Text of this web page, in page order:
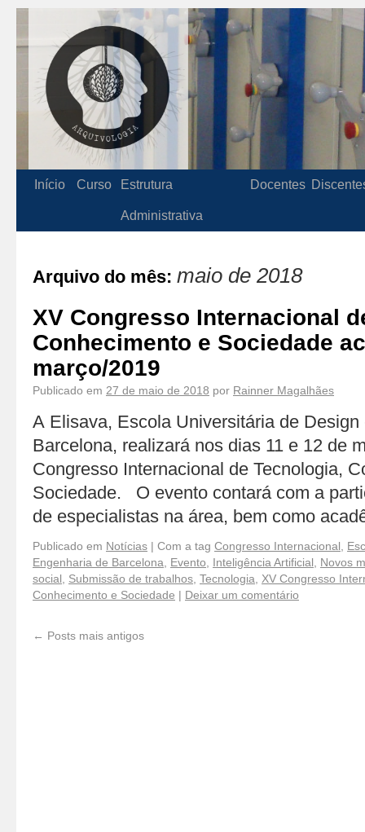
Início Curso Estrutura
Administrativa
Docentes
Arquivo do mês: maio de 2018
XV Congresso Internacional
Conhecimento e Sociedade
março/2019
Publicado em 27 de maio de 2018 por Rainner Magalhães
A Elisava, Escola Universitária de
Barcelona, realizará nos dias 11 e 12 de
Congresso Internacional de Tecnologia,
Sociedade. O evento contará com a
de especialistas na área, bem como
Publicado em Notícias | Com a tag Congresso Internacional
Engenharia de Barcelona
Evento Inteligência Artificial
Novos
social
Submissão de trabalhos Tecnologia
XV Congresso
Conhecimento e Sociedade | Deixar um comentário
← Posts mais antigos